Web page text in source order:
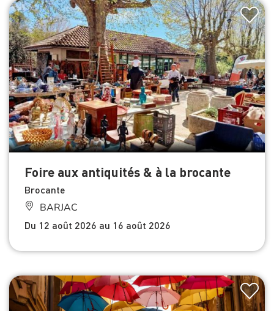
Foire aux antiquités & à la brocante
Brocante
BARJAC
Du 12 août 2026 au 16 août 2026